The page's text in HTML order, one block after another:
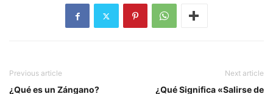
Previous article
¿Qué es un Zángano?
Next article
¿Qué Significa «Salirse de